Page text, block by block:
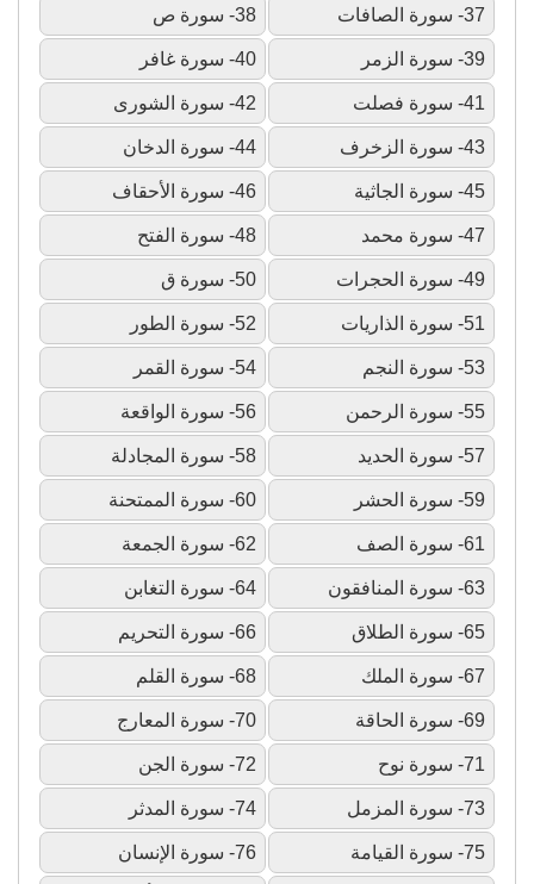
37- سورة الصافات 38- سورة ص
39- سورة الزمر 40- سورة غافر
41- سورة فصلت 42- سورة الشورى
43- سورة الزخرف 44- سورة الدخان
45- سورة الجاثية 46- سورة الأحقاف
47- سورة محمد 48- سورة الفتح
49- سورة الحجرات 50- سورة ق
51- سورة الذاريات 52- سورة الطور
53- سورة النجم 54- سورة القمر
55- سورة الرحمن 56- سورة الواقعة
57- سورة الحديد 58- سورة المجادلة
59- سورة الحشر 60- سورة الممتحنة
61- سورة الصف 62- سورة الجمعة
63- سورة المنافقون 64- سورة التغابن
65- سورة الطلاق 66- سورة التحريم
67- سورة الملك 68- سورة القلم
69- سورة الحاقة 70- سورة المعارج
71- سورة نوح 72- سورة الجن
73- سورة المزمل 74- سورة المدثر
75- سورة القيامة 76- سورة الإنسان